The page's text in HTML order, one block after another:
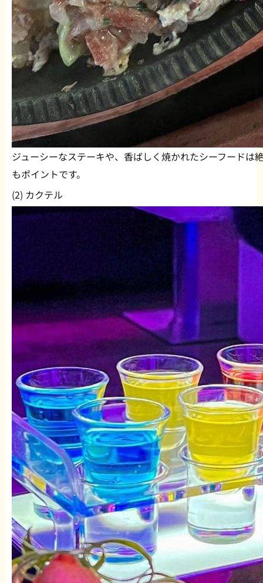
ジューシーなステーキや、香ばしく焼かれたシーフードは
もポイントです。
(2) カクテル